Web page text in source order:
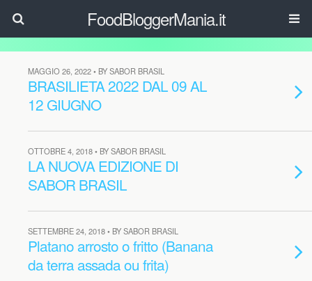
FoodBloggerMania.it
MAGGIO 26, 2022 • BY SABOR BRASIL
BRASILIETA 2022 DAL 09 AL
12 GIUGNO
OTTOBRE 4, 2018 • BY SABOR BRASIL
LA NUOVA EDIZIONE DI
SABOR BRASIL
SETTEMBRE 24, 2018 • BY SABOR BRASIL
Platano arrosto o fritto (Banana
da terra assada ou frita)